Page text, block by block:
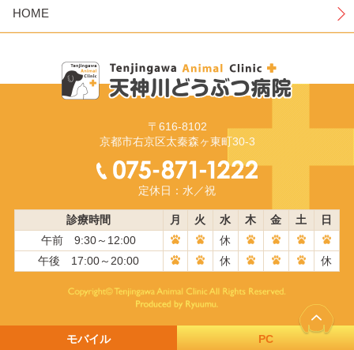
HOME
〒616-8102
京都市右京区太秦森ヶ東町30-3
定休日：水／祝
診療時間 月 火 水 木 金 土
日
午前 9:30～12:00
休
午後 17:00～20:00
休 休
モバイル PC